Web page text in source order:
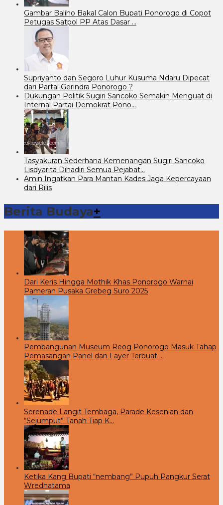
Gambar Baliho Bakal Calon Bupati Ponorogo di Copot
Petugas Satpol PP Atas Dasar …
Supriyanto dan Segoro Luhur Kusuma Ndaru Dipecat
dari Partai Gerindra Ponorogo ?
Dukungan Politik Sugiri Sancoko Semakin Menguat di
Internal Partai Demokrat Pono…
Tasyakuran Sederhana Kemenangan Sugiri Sancoko
Lisdyarita Dihadiri Semua Pejabat…
Amin Ingatkan Para Mantan Kades Jaga Kepercayaan
dari Rilis
Berita Budaya+
Dari Keris Hingga Mothik Khas Ponorogo Warnai
Pameran Pusaka Grebeg Suro 2025
Pembangunan Museum Reog Ponorogo Masuk Tahap
Pemasangan Panel dan Layer Terbuat …
Serenade Langit Tembaga, Parade Kesenian dan
“Sejumput” Tanah Tiap K…
Ketika Kang Bupati “nembang” Pupuh Pangkur Serat
Wredhatama